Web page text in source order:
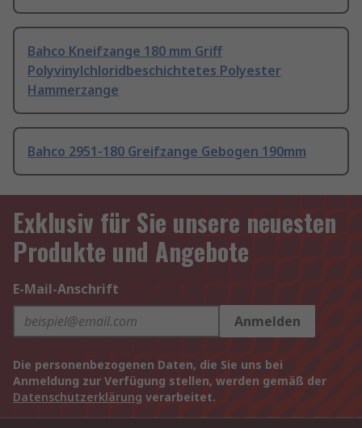
Bahco Kneifzange 180 mm Griff
Polyvinylchloridbeschichtetes Polyester
Hammerzange
Bahco 2951-180 Greifzange Gebogen 190mm
Exklusiv für Sie unsere neuesten
Produkte und Angebote
E-Mail-Anschrift
Anmelden
Die personenbezogenen Daten, die Sie uns bei
Anmeldung zur Verfügung stellen, werden gemäß der
Datenschutzerklärung verarbeitet.